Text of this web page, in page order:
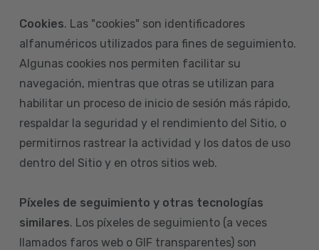
Cookies. Las "cookies" son identificadores
alfanuméricos utilizados para fines de seguimiento.
Algunas cookies nos permiten facilitar su
navegación, mientras que otras se utilizan para
habilitar un proceso de inicio de sesión más rápido,
respaldar la seguridad y el rendimiento del Sitio, o
permitirnos rastrear la actividad y los datos de uso
dentro del Sitio y en otros sitios web.
Píxeles de seguimiento y otras tecnologías
similares. Los píxeles de seguimiento (a veces
llamados faros web o GIF transparentes) son